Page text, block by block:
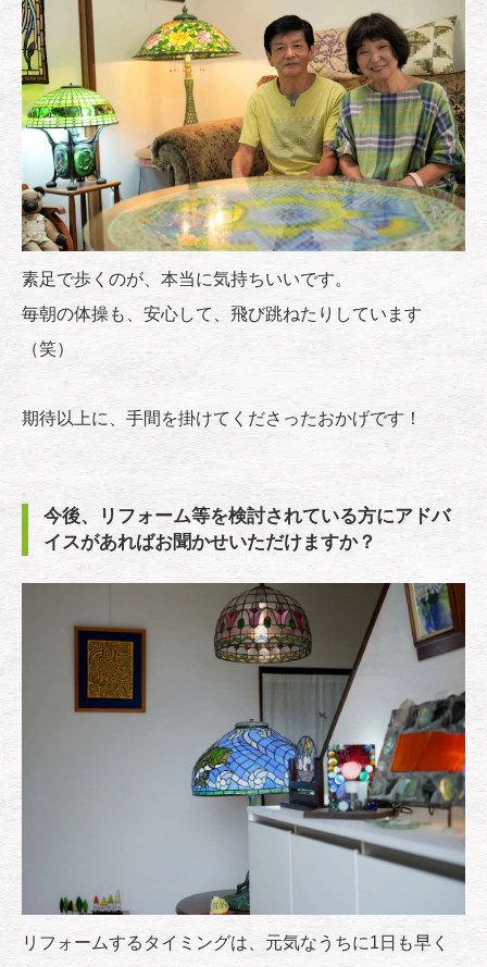
素足で歩くのが、本当に気持ちいいです。
毎朝の体操も、安心して、飛び跳ねたりしています
（笑）
期待以上に、手間を掛けてくださったおかげです！
今後、リフォーム等を検討されている方にアドバ
イスがあればお聞かせいただけますか？
リフォームするタイミングは、元気なうちに1日も早く